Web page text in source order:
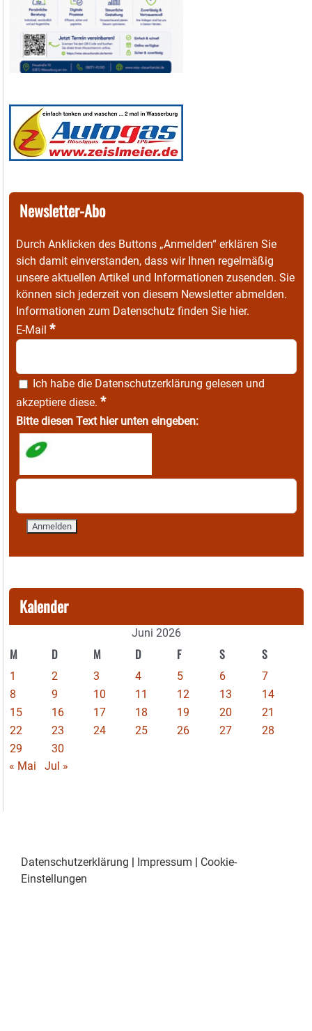
Newsletter-Abo
Durch Anklicken des Buttons „Anmelden“ erklären Sie
sich damit einverstanden, dass wir Ihnen regelmäßig
unsere aktuellen Artikel und Informationen zusenden. Sie
können sich jederzeit von diesem Newsletter abmelden.
Informationen zum Datenschutz finden Sie hier.
E-Mail *
Ich habe die Datenschutzerklärung gelesen und
akzeptiere diese. *
Bitte diesen Text hier unten eingeben:
Kalender
Juni 2026
M D M D F S S
1 2 3 4 5 6
7
8
9 10 11 12 13
14
15
16 17 18 19 20
21
22
23 24 25 26 27
28
29
30
« Mai
Jul »
Datenschutzerklärung | Impressum | Cookie-
Einstellungen